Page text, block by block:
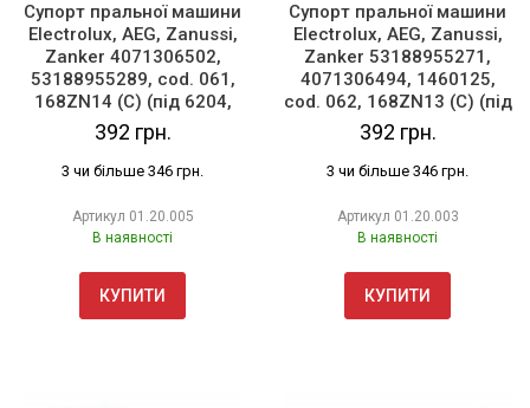
Супорт пральної машини
Electrolux, AEG, Zanussi,
Zanker 4071306502,
53188955289, cod. 061,
168ZN14 (C) (під 6204,
лівий)
392 грн.
3 чи більше 346 грн.
Артикул 01.20.005
В наявності
КУПИТИ
Супорт пральної машини
Electrolux, AEG, Zanussi,
Zanker 53188955271,
4071306494, 1460125,
cod. 062, 168ZN13 (C) (під
6204, правий)
392 грн.
3 чи більше 346 грн.
Артикул 01.20.003
В наявності
КУПИТИ